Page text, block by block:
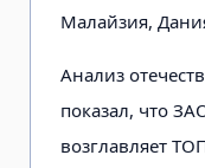
Малайзия,
Анализ
показал, что
возглавляет